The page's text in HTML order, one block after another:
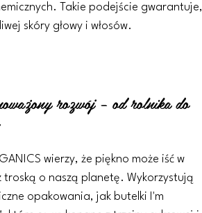
Takie podejście gwarantuje,
skóry głowy i włosów.
rozwój – od rolnika do
wierzy, że piękno może iść w
troską o naszą planetę. Wykorzystują
opakowania, jak butelki I'm